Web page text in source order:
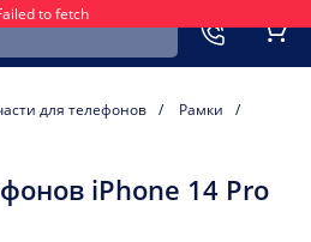
to fetch
мобильного устройства
для телефонов
Рамки
iPhone 14 Pro